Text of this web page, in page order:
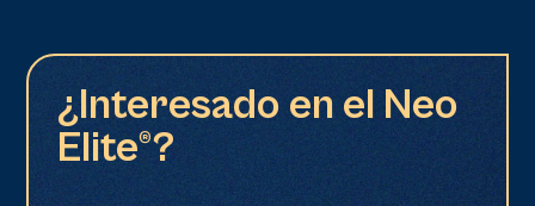
¿Interesado en el Neo
Elite®?